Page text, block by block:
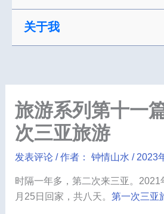
关于我
旅游系列第十
次三亚旅游
发表评论 / 作者： 钟情山水 / 2023
时隔一年多，第二次来三亚。
月25日回家，共八天。 第一次三亚